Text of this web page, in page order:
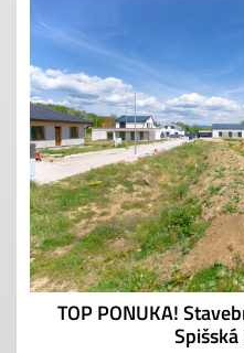
TOP PONUKA!
Spišská